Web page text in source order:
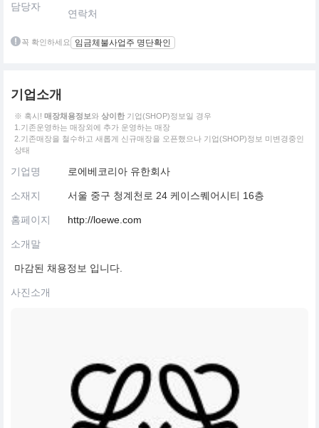
담당자
연락처
꼭 확인하세요 임금체불사업주 명단확인
기업소개
※ 혹시! 매장채용정보와 상이한 기업(SHOP)정보일 경우
1.기존운영하는 매장외에 추가 운영하는 매장
2.기존매장을 철수하고 새롭게 신규매장을 오픈했으나 기업(SHOP)정보 미변경중인
상태
기업명 로에베코리아 유한회사
소재지 서울 중구 청계천로 24 케이스퀘어시티 16층
홈페이지 http://loewe.com
소개말
마감된 채용정보 입니다.
사진소개